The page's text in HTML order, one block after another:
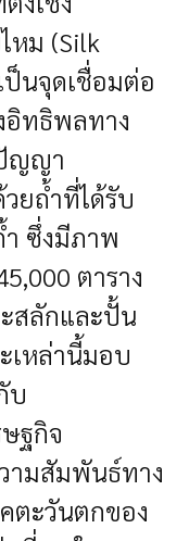
หม (Silk
ป็นจุดเชื่อมต่อ
อิทธิพลทาง
ญญา
ยถ้ำที่ได้รับ
ำ ซึ่งมีภาพ
ตาราง
สลักและปั้น
เหล่านี้มอบ
บ
ฐกิจ
ามสัมพันธ์ทาง
ตะวันตกของ